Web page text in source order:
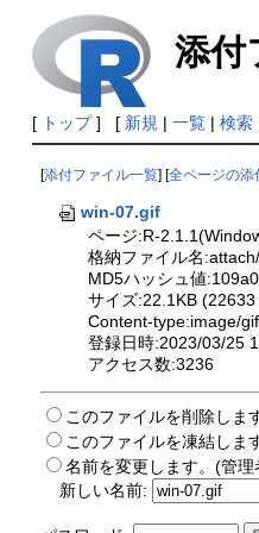
添付
[ トップ] [ 新規 | 一覧| 検索
[添付ファイル一覧 ] [全ページの添
win-07.gif
ページ:R-
格納ファイル名
MD5ハッシュ値
サイズ:22.1KB (22633
Content-type:image/gif
登録日時:2023/03/25
アクセス数:3236
このファイルを削除しま
このファイルを凍結しま
名前を変更します。(管
新しい名前: